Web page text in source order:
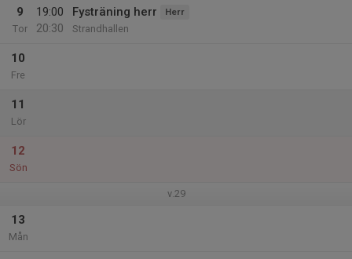
9
Tor
19:00
20:30
Fysträning herr Herr
Strandhallen
10
Fre
11
Lör
12
Sön
v.29
13
Mån